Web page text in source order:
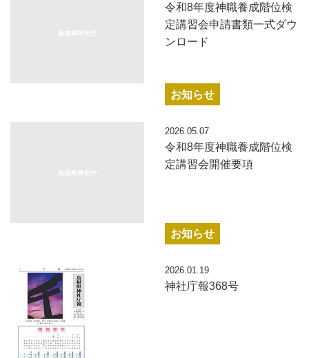
令和8年度神職養成階位検
定講習会申請書類一式ダウ
ンロード
お知らせ
2026.05.07
令和8年度神職養成階位検
定講習会開催要項
お知らせ
2026.01.19
神社庁報368号